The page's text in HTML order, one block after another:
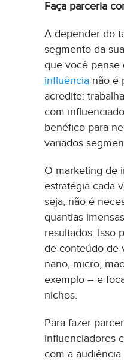
Faça parceria
A depender do
segmento da
que você pense
influência não é
acredite:
com
benéfico para
variados
O marketing de
estratégia cada
seja, não é
quantias
resultados. Isso
de conteúdo de
nano, micro,
exemplo – e
nichos.
Para fazer
influenciadores
com a